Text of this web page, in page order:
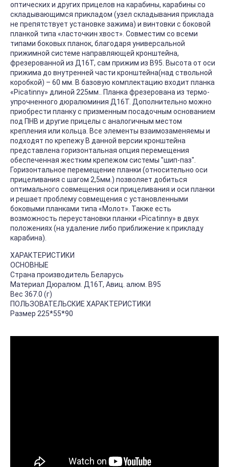
оптических и других прицелов на карабины, карабины со
складывающимся прикладом (узел складывания приклада
не препятствует установке зажима) и винтовки с боковой
планкой типа «ласточкин хвост». Совместим со всеми
типами боковых планок, благодаря универсальной
прижимной системе направляющей кронштейна,
фрезерованной из Д16Т, сам прижим из В95. Высота от оси
прижима до внутренней части кронштейна(над ствольной
коробкой) – 60 мм. В базовую комплектацию входит планка
«Picatinny» длиной 225мм.. Планка фрезерована из термо-
упрочненного дюралюминия Д16Т. Дополнительно можно
приобрести планку с призменным посадочным основанием
под ПНВ и другие прицелы с аналогичным местом
крепления или кольца. Все элементы взаимозаменяемы и
подходят по крепежу В данной версии кронштейна
представлена горизонтальная опция перемещения
обеспеченная жестким крепежом системы "шип-паз".
Горизонтальное перемещение планки (относительно оси
прицеливания с шагом 2,5мм.) позволяет добиться
оптимального совмещения оси прицеливания и оси планки
и решает проблему совмещения с установленными
боковыми планками типа «Молот». Также есть
возможность переустановки планки «Picatinny» в двух
положениях (на удаление либо приближение к прикладу
карабина).
ХАРАКТЕРИСТИКИ
ОСНОВНЫЕ
Страна производитель Беларусь
Материал Дюралюм. Д16Т, Авиц. алюм. В95
Вес 367.0 (г)
ПОЛЬЗОВАТЕЛЬСКИЕ ХАРАКТЕРИСТИКИ
Размер 225*55*90